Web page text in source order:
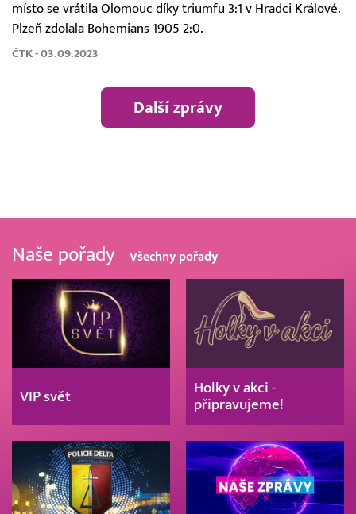
místo se vrátila Olomouc díky triumfu 3:1 v Hradci Králové.
Plzeň zdolala Bohemians 1905 2:0.
ČTK - 03.09.2023
Další zprávy
Naše pořady Všechny pořady
VIP svět
Holky v akci -
připravujeme!